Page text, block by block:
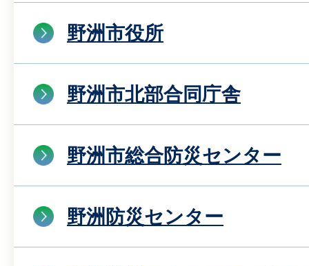
野洲市役所
野洲市北部合同庁舎
野洲市総合防災センター
野洲防災センター